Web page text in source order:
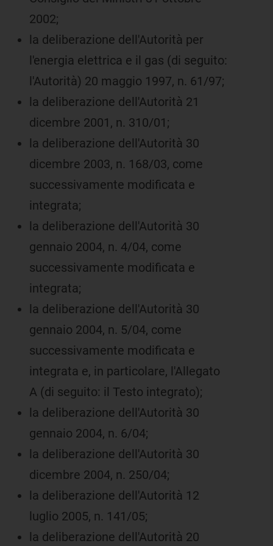
2002;
la deliberazione dell'Autorità per
l'energia elettrica e il gas (di seguito:
l'Autorità) 20 maggio 1997, n. 61/97;
la deliberazione dell'Autorità 21
dicembre 2001, n. 310/01;
la deliberazione dell'Autorità 30
dicembre 2003, n. 168/03, come
successivamente modificata e
integrata;
la deliberazione dell'Autorità 30
gennaio 2004, n. 4/04, come
successivamente modificata e
integrata;
la deliberazione dell'Autorità 30
gennaio 2004, n. 5/04, come
successivamente modificata e
integrata e, in particolare, l'Allegato
A (di seguito: il Testo integrato);
la deliberazione dell'Autorità 30
gennaio 2004, n. 6/04;
la deliberazione dell'Autorità 30
dicembre 2004, n. 250/04;
la deliberazione dell'Autorità 12
luglio 2005, n. 141/05;
la deliberazione dell'Autorità 20